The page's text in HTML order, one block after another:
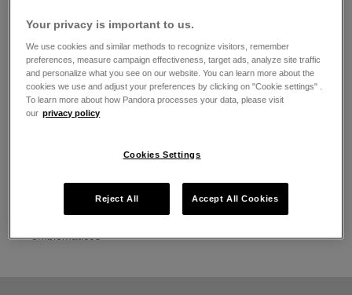
Martes
Miércoles
10:00
Jueves
10:00-22:00
Viernes
10:00-22:00
Sábado
10:00-22:00
Domingo
10:00
La más alta calidad de oro 14K, plata esterlina y metales
Pandora Rose
Pandora Charms, brazaletes, anillos, aretes y collares
emblemáticos
Your privacy is important to us.
We use cookies and similar methods to recognize visitors, remember
preferences, measure campaign effectiveness, target ads, analyze site traffic
and personalize what you see on our website. You can learn more about the
cookies we use and adjust your preferences by clicking on "Cookie settings" .
To learn more about how Pandora processes your data, please visit
our privacy policy
Cookies Settings
Reject All Accept All Cookies